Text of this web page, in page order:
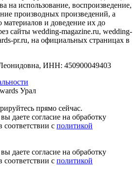
на использование, воспроизведение,
производных произведений, а
и доведение их до
сайты wedding-magazine.ru, wedding-
pr.ru, на официальных страницах в
ИНН: 450900049403
Урал
прямо сейчас.
даете согласие на обработку
с политикой
даете согласие на обработку
с политикой